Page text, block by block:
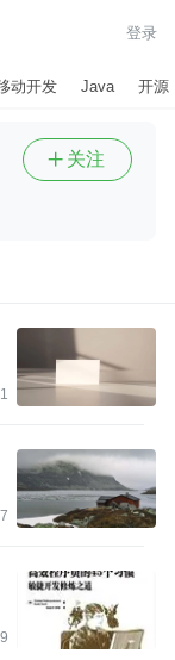
登录
动开发 Java 开源
 关注